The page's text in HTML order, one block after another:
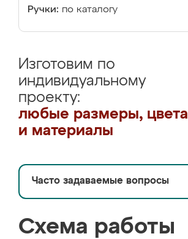
Ручки: по каталогу
Изготовим по
индивидуальному
проекту:
любые размеры, цвета
и материалы
Часто задаваемые вопросы
Схема работы